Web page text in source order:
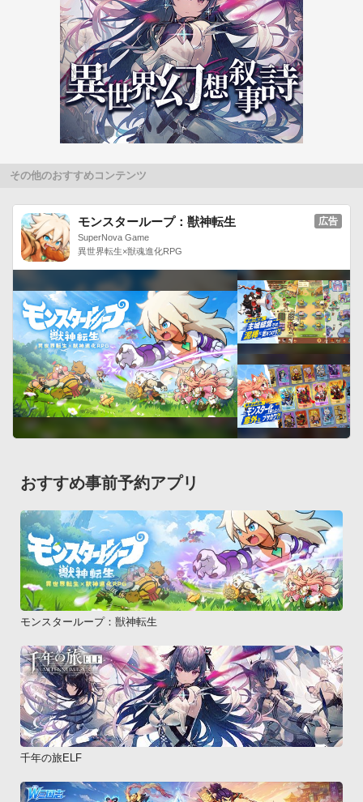
※「特殊連鎖術」は、前作となるPSP版『遙かなる時空の中で
５』で取得可能なものとなります。また、PSP版『遙かなる時
空の中で５』で取得していない連鎖術のみ取得します。
※MobileJOYはアプリ購入後15分以上経過しないと使用できま
◯電池残量表示：端末の電池残量を表示することができます。
◯キャラクター紹介：キャラクターの情報を閲覧することがで
◯設定機能：各種機能のON/OFFや個別の設定ができます。
ることが可能です。■ライブ壁紙の設定方法
メニューボタン→壁紙→ライブ壁紙→遙かなる時空の中で５ 風
花記 福地桜智 ライブ壁紙→壁紙に設定■対応機種
NTT docomo/au/SoftBank アンドロイド携帯（OS：Android
2.1以上）
-----
◯動作確認端末
【docomo】
AQUOS PHONE SH-01D、AQUOS Phone 3D SH-12C、
AQUOS Phone f SH-12C、AQUOS PHONE f SH-13C、
AQUOS PHONE slider SH-02D、 ARROWS Kiss F-03D、
ARROWS Tab LTE F-01D、ARROWS X LTE F-05D、F-12C、
SC-02C、GALAXY S2 LTE SC-03D、Garaxy Tab SC-01C、
02D、LUMIX Phone P-02D、LYNX 3D SH-03C、MEDIAS N-
04C、MEDIAS PP N-01D、MEDIAS WP N-06C、OPTIMUS
BRIGHT L-07C、Optimus chat L-04C、P-07C、P-01D、
REGZA Phone T-01C、REGZA Phone T-01D、Xperia SO-
01B、Xperia acro SO-02C、Xperia arc SO-01C、Xperia PLAY
SO-01D、Xperia Ray SO-03C【au】
PHONE IS13SH、AQUOS PHONE IS14SH、AQUOS PHONE
CL IS17SH、AQUOS PHONE SERIE SHL21、ARROWS ef
FJL21、ARROWS ES IS12F、ARROWS Z ISW11F、
ARROWS Z ISW13F、DIGNO ISW11K、GALAXY S II WiMAX
ISW11SC、GALAXY S III Progre SCL21、G&#39;zOne
IS11CA、G&#39;zOne TYPE-L CAL21、HTC EVO WiMAX
ISW11HT、HTC EVO 3D ISW12HT、HTC J ISW13HT、HTC J
その他のおすすめコンテンツ
モンスターループ：獣神転生
SuperNova Game
異世界転生×獣魂進化RPG
広告
おすすめ事前予約アプリ
モンスターループ：獣神転生
千年の旅ELF